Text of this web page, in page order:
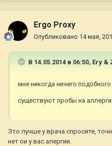
Ergo Proxy
Опубликовано 14 мая,
В 14.05.2014 в 06:50, Ery &
мне никогда ничего
существуют пробы на
Это лучше у врача спросите,
нет ои у вас алергии.